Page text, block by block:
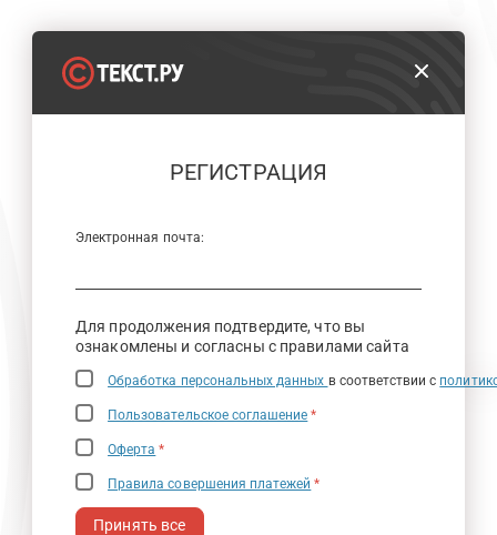
РЕГИСТРАЦИЯ
Электронная почта:
Для продолжения подтвердите, что вы
ознакомлены и согласны с правилами сайта
Обработка персональных данных в соответствии с
Пользовательское соглашение *
Оферта *
Правила совершения платежей *
Принять все